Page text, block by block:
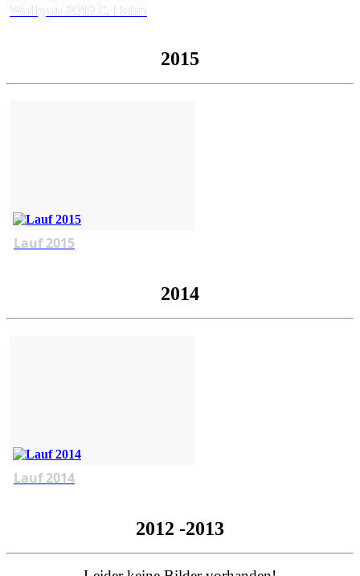
Wallgau 2019 C. Helm
2015
Lauf 2015
2014
Lauf 2014
2012 -2013